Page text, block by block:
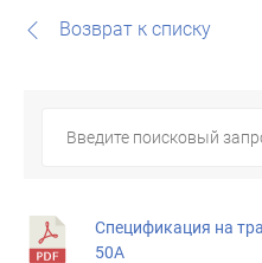
Возврат к списку
Спецификация на
50А